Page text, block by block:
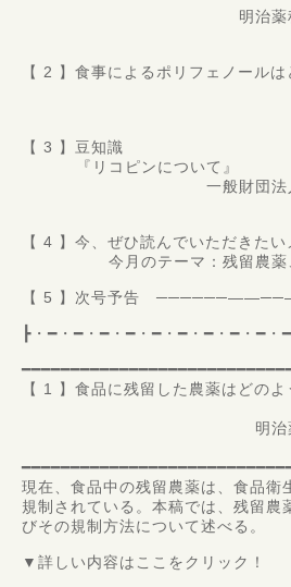
明治薬科大学 薬学教
【 2 】食事によるポリフェノール
【 3 】豆知識
『リコピンについて』
一般財団法人 食品分析
【 4 】今、ぜひ読んでいただきた
今月のテーマ：残留農薬、
【 5 】次号予告
┣・━・━・━・━・━・━・━・━・━
【 1 】食品に残留した農薬はどの
明治薬科大学 薬学
現在、食品中の残留農薬は、食品
規制されている。本稿では、残留
びその規制方法について述べる。
▼詳しい内容はここをクリック！